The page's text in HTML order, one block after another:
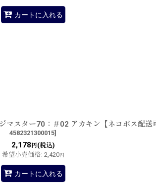
カートに入れる
マスター70：＃02 アカキン【ネコポス配送
4582321300015]
2,178 円(税込)
希望小売価格: 2,420円
カートに入れる